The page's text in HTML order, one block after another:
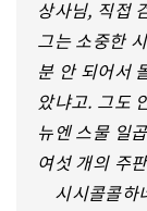
상사님, 직접
그는 소중한
분 안 되어서
았냐고. 그도
뉴엔 스물 일
여섯 개의 주
시시콜콜하